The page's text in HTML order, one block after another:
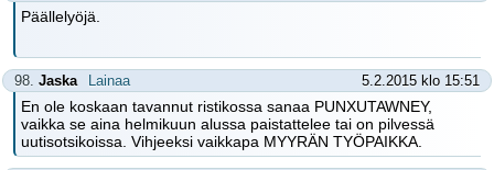
Päällelyöjä.
98. Jaska Lainaa 5.2.2015 klo 15:51
En ole koskaan tavannut ristikossa sanaa PUNXUTAWNEY,
vaikka se aina helmikuun alussa paistattelee tai on pilvessä
uutisotsikoissa. Vihjeeksi vaikkapa MYYRÄN TYÖPAIKKA.